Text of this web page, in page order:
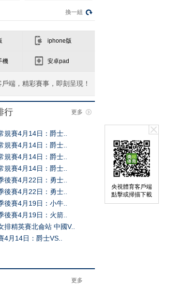
央視體育客戶端
點擊或掃描下載
換一組
iphone版
機 安卓pad
端，精彩賽事，即刻呈現！
行 更多
規賽4月14日：爵士..
規賽4月14日：爵士..
規賽4月14日：爵士..
規賽4月14日：爵士..
後賽4月22日：勇士..
後賽4月22日：勇士..
後賽4月19日：小牛..
後賽4月19日：火箭..
排精英賽北侖站 中國V..
4月14日：爵士VS..